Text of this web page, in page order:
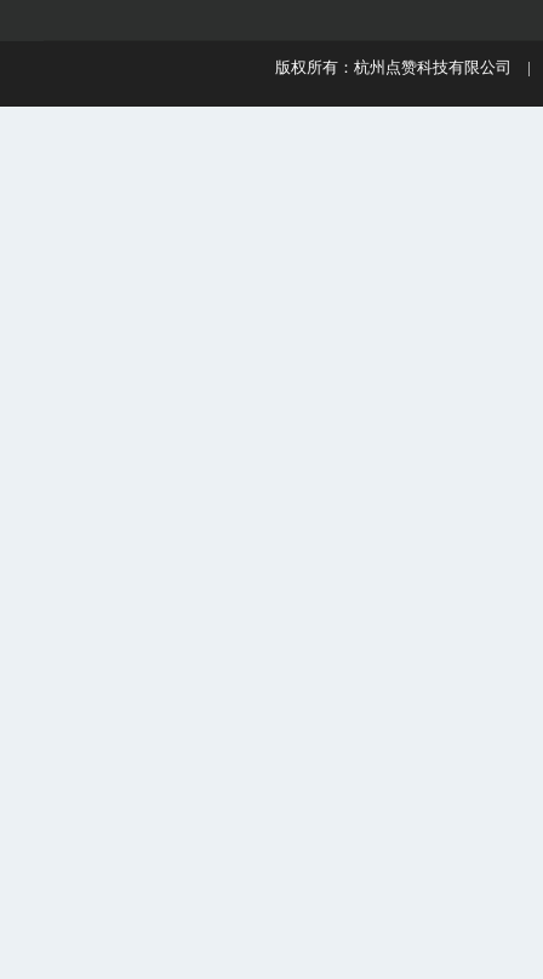
版权所有：杭州点赞科技有限公司